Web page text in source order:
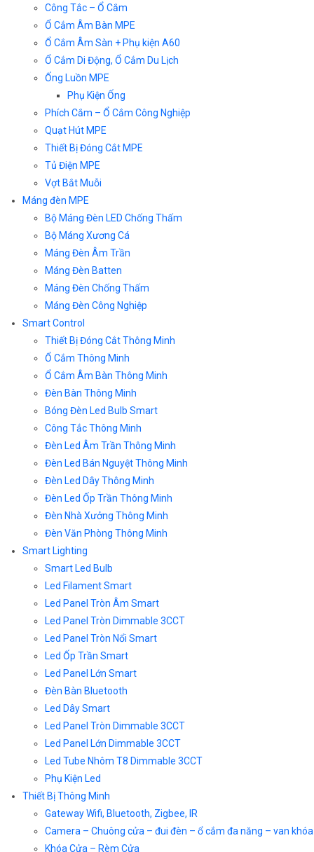
Công Tắc – Ổ Cắm
Ổ Cắm Âm Bàn MPE
Ổ Cắm Âm Sàn + Phụ kiện A60
Ổ Cắm Di Động, Ổ Cắm Du Lịch
Ống Luồn MPE
Phụ Kiện Ống
Phích Cắm – Ổ Cắm Công Nghiệp
Quạt Hút MPE
Thiết Bị Đóng Cắt MPE
Tủ Điện MPE
Vợt Bắt Muỗi
Máng đèn MPE
Bộ Máng Đèn LED Chống Thấm
Bộ Máng Xương Cá
Máng Đèn Âm Trần
Máng Đèn Batten
Máng Đèn Chống Thấm
Máng Đèn Công Nghiệp
Smart Control
Thiết Bị Đóng Cắt Thông Minh
Ổ Cắm Thông Minh
Ổ Cắm Âm Bàn Thông Minh
Đèn Bàn Thông Minh
Bóng Đèn Led Bulb Smart
Công Tắc Thông Minh
Đèn Led Âm Trần Thông Minh
Đèn Led Bán Nguyệt Thông Minh
Đèn Led Dây Thông Minh
Đèn Led Ốp Trần Thông Minh
Đèn Nhà Xưởng Thông Minh
Đèn Văn Phòng Thông Minh
Smart Lighting
Smart Led Bulb
Led Filament Smart
Led Panel Tròn Âm Smart
Led Panel Tròn Dimmable 3CCT
Led Panel Tròn Nổi Smart
Led Ốp Trần Smart
Led Panel Lớn Smart
Đèn Bàn Bluetooth
Led Dây Smart
Led Panel Tròn Dimmable 3CCT
Led Panel Lớn Dimmable 3CCT
Led Tube Nhôm T8 Dimmable 3CCT
Phụ Kiện Led
Thiết Bị Thông Minh
Gateway Wifi, Bluetooth, Zigbee, IR
Camera – Chuông cửa – đui đèn – ổ cắm đa năng – van khóa
Khóa Cửa – Rèm Cửa